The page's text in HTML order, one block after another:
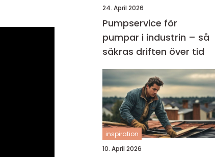
24. April 2026
Pumpservice för
pumpar i industrin – så
säkras driften över tid
inspiration
10. April 2026